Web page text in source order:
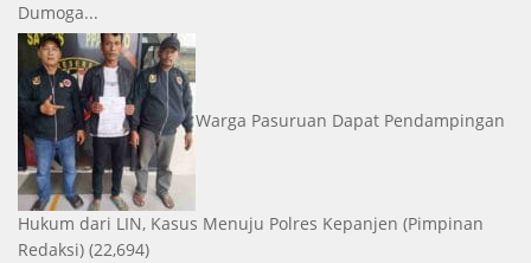
Dumoga...
Warga Pasuruan Dapat Pendampingan
Hukum dari LIN, Kasus Menuju Polres Kepanjen (Pimpinan
Redaksi) (22,694)